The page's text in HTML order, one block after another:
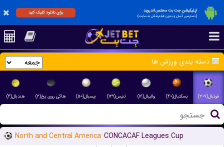
اپلیکیشن جت بت مختص اندروید
(دسترسی آسان و بدون فیلترشکن به سایت)
برای دانلود کلیک کنید
دسته بندی ورزش ها
فوتبال(۲۰۷) بسکتبال(۴۰) والیبال(۱۶) تنیس(۱۲۹) بیسبال(۵۰) هاکی روی یخ(۲) هندبال(۴)
North and Central America CONCACAF Leagues Cup